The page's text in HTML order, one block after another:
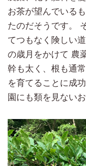
お茶が望んでいる
たのだそうです。
てつもなく険しい
の歳月をかけて 農
幹も太く、根も通
を育てることに成
園にも類を見ない